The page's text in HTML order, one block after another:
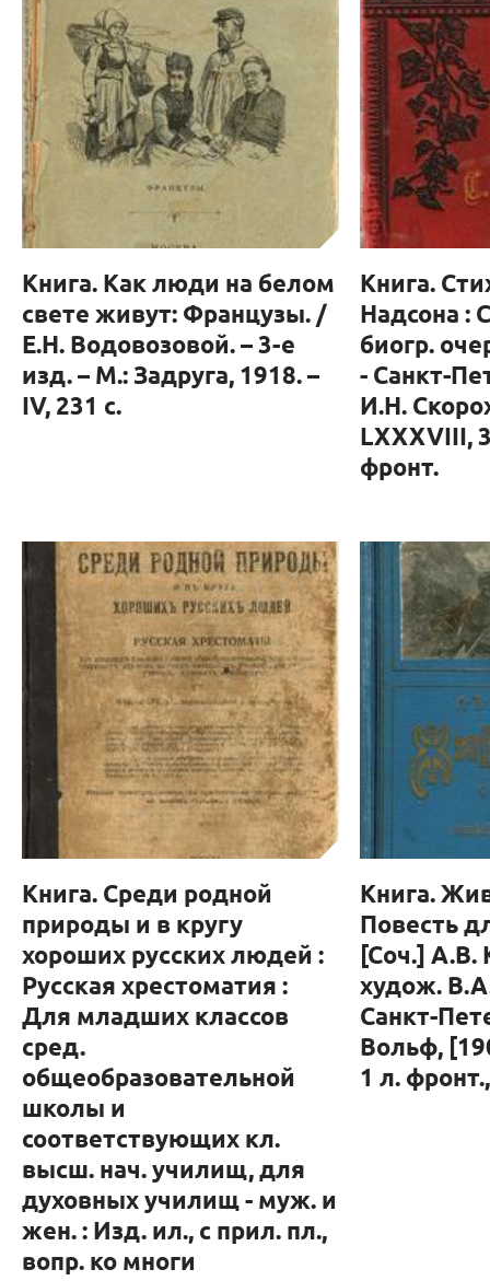
Книга. Как люди на белом
свете живут: Французы. /
Е.Н. Водовозовой. – 3-е
изд. – М.: Задруга, 1918. –
IV, 231 с.
Книга.
Надсона :
биогр.
- Санкт-
И.Н.
LXXXVIII,
фронт.
Книга. Среди родной
природы и в кругу
хороших русских людей :
Русская хрестоматия :
Для младших классов
сред.
общеобразовательной
школы и
соответствующих кл.
высш. нач. училищ, для
духовных училищ - муж. и
жен. : Изд. ил., с прил. пл.,
вопр. ко многи
Книга.
Повесть
[Соч.] А.В.
худож.
Санкт-
Вольф,
1 л.